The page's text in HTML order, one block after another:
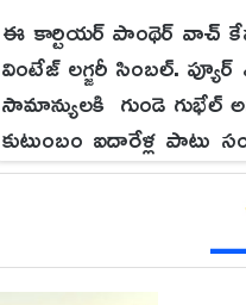
ఈ కార్టియర్ పాంథెర్ వాచ్
వింటేజ్ లగ్జరీ సింబల్.
సామాన్యులకి గుండె గుభేల్
కుటుంబం ఐదారేళ్ల
మెరిసిపోవడంతో నెటిజన్లు
మరికొందరు మాత్రం
విషయమేనని కామెంట్స్